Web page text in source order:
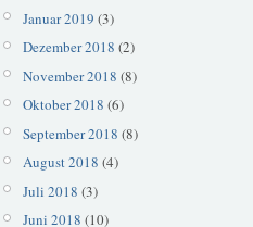
Januar 2019 (3)
Dezember 2018 (2)
November 2018 (8)
Oktober 2018 (6)
September 2018 (8)
August 2018 (4)
Juli 2018 (3)
Juni 2018 (10)